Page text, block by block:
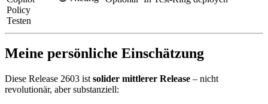
Policy
Testen
Meine persönliche Einschätzung
Diese Release 2603 ist solider mittlerer Release – nicht
revolutionär, aber substanziell: